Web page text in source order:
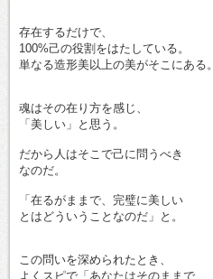
存在するだけで、
100%己の役割をはたしている。
単なる造形美以上の美がそこにある。
魂はその在り方を感じ、
「美しい」と思う。
だから人はそこで己に問うべき
なのだ。
「在るがままで、完璧に美しい
とはどういうことなのだ」と。
この問いを深められたとき、
よくスピで「あなたはそのままで